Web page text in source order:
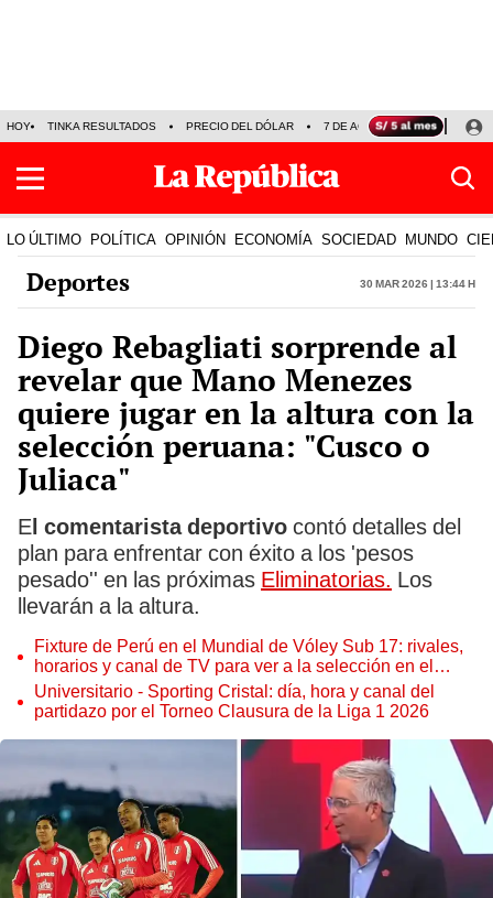
HOY TINKA RESULTADOS PRECIO DEL DÓLAR 7 DE AGOSTO OLLANTA
LO ÚLTIMO POLÍTICA OPINIÓN ECONOMÍA SOCIEDAD MUNDO
Deportes 30 Mar 2026 | 13:44 h
Diego Rebagliati sorprende al
revelar que Mano Menezes
quiere jugar en la altura con la
selección peruana: "Cusco o
Juliaca"
El comentarista deportivo contó detalles del
plan para enfrentar con éxito a los 'pesos
pesado'' en las próximas Eliminatorias. Los
llevarán a la altura.
Fixture de Perú en el Mundial de Vóley Sub 17: rivales,
horarios y canal de TV para ver a la selección en el
torneo
Universitario - Sporting Cristal: día, hora y canal del
partidazo por el Torneo Clausura de la Liga 1 2026